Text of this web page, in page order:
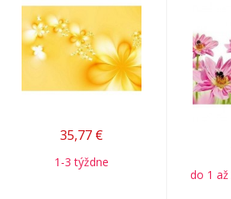
35,77 €
1-3 týždne
do 1